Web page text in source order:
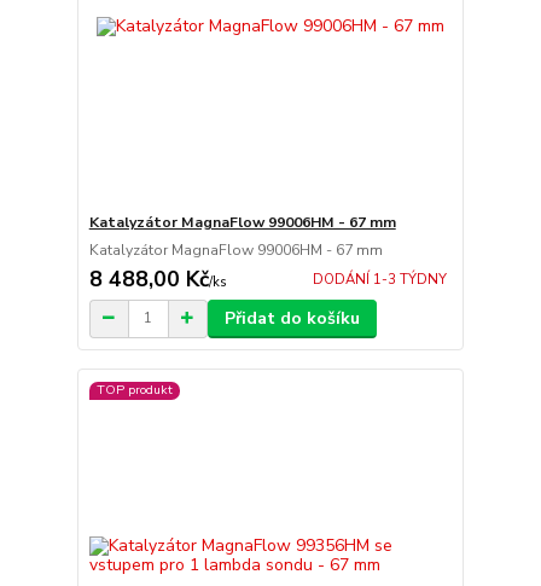
Katalyzátor MagnaFlow 99006HM - 67 mm
Katalyzátor MagnaFlow 99006HM - 67 mm
8 488,00 Kč/ks DODÁNÍ 1-3 TÝDNY
Přidat do košíku
TOP produkt